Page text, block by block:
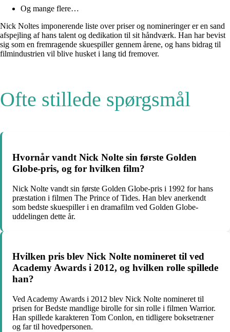
Og mange flere…
Nick Noltes imponerende liste over priser og nomineringer er en sand
afspejling af hans talent og dedikation til sit håndværk. Han har bevist
sig som en fremragende skuespiller gennem årene, og hans bidrag til
filmindustrien vil blive husket i lang tid fremover.
Ofte stillede spørgsmål
Hvornår vandt Nick Nolte sin første Golden
Globe-pris, og for hvilken film?
Nick Nolte vandt sin første Golden Globe-pris i 1992 for hans
præstation i filmen The Prince of Tides. Han blev anerkendt
som bedste skuespiller i en dramafilm ved Golden Globe-
uddelingen dette år.
Hvilken pris blev Nick Nolte nomineret til ved
Academy Awards i 2012, og hvilken rolle spillede
han?
Ved Academy Awards i 2012 blev Nick Nolte nomineret til
prisen for Bedste mandlige birolle for sin rolle i filmen Warrior.
Han spillede karakteren Tom Conlon, en tidligere boksetræner
og far til hovedpersonen.